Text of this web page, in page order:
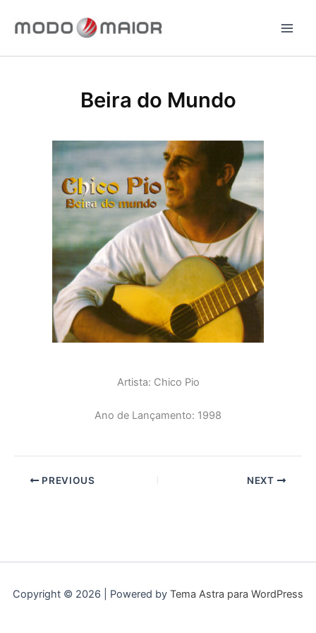
para
conteúdo
Beira do Mundo
Artista: Chico Pio
Ano de Lançamento: 1998
PREVIOUS NEXT
Copyright © 2026 | Powered by Tema Astra para WordPress